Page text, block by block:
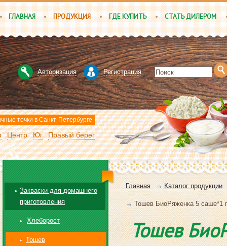
ГЛАВНАЯ ПРОДУКЦИЯ ГДЕ КУПИТЬ СТАТЬ ДИЛЕРОМ
Авторизация Регистрация
точки в Санкт-Петербурге
Центр Юг Правый берег
Главная Каталог продукции
Toшев БиоРяженка 5 саше*1
Toшев
Закваски для домашнего
приготовления
Хлеборост
Toшев